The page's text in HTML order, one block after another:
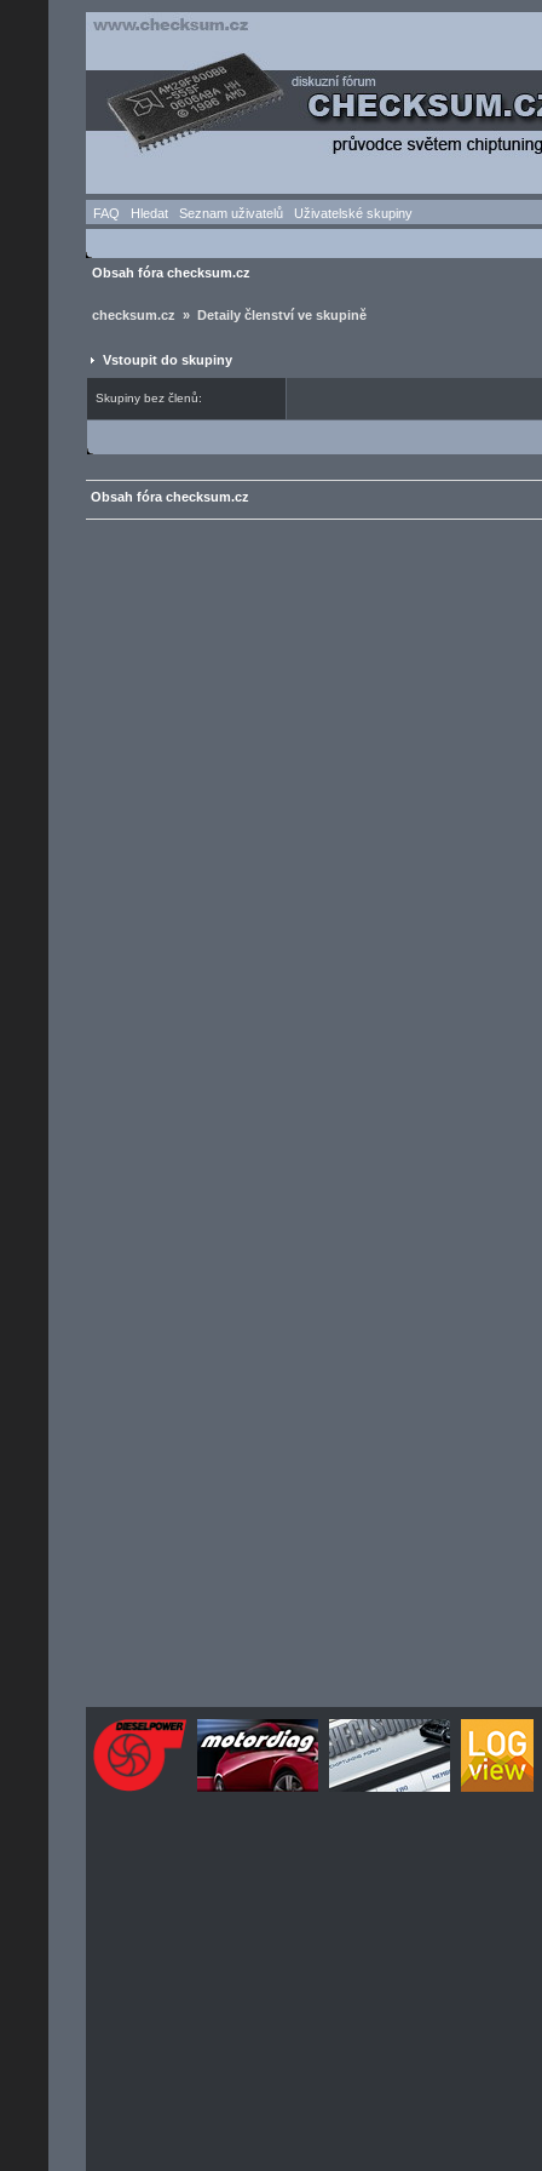
FAQ Hledat Seznam uživatelů Uživatelské skupiny
Obsah fóra checksum.cz
checksum.cz » Detaily členství ve skupině
Vstoupit do skupiny
Skupiny bez členů:
Obsah fóra checksum.cz